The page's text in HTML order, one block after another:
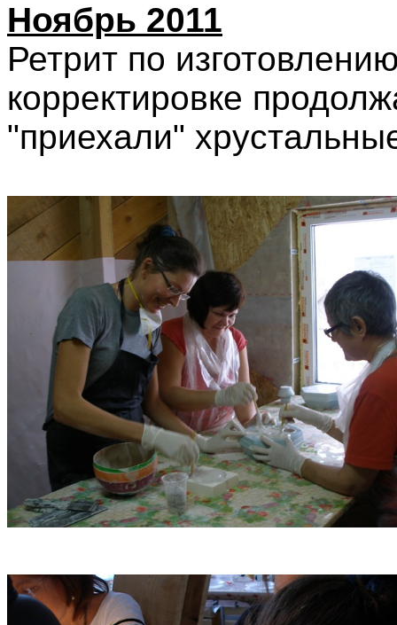
Ноябрь 2011
Ретрит по
корректировке
"приехали"